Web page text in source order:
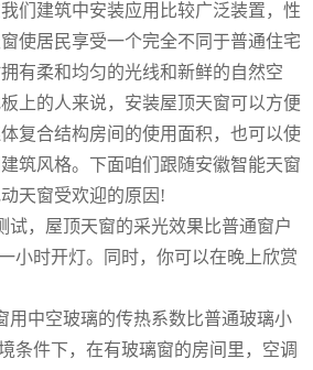
们建筑中安装应用比较广泛装置，性
使居民享受一个完全不同于普通住宅
有柔和均匀的光线和新鲜的自然空
上的人来说，安装屋顶天窗可以方便
复合结构房间的使用面积，也可以使
筑风格。下面咱们跟随安徽智能天窗
天窗受欢迎的原因!
试，屋顶天窗的采光效果比普通窗户
小时开灯。同时，你可以在晚上欣赏
用中空玻璃的传热系数比普通玻璃小
条件下，在有玻璃窗的房间里，空调